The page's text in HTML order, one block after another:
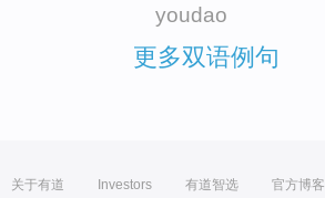
youdao
更多双语例句
关于有道 Investors 有道智选 官方博客